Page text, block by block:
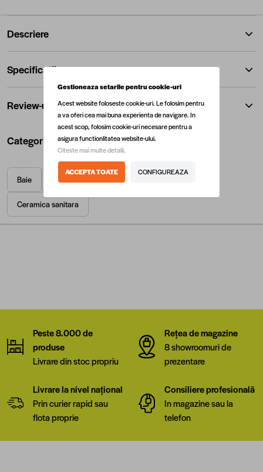
Descriere
Specificatii
Review-uri
Categorii utile
Baie Bideuri Bideuri pe pardoseala (stative)
Ceramica sanitara
Peste 8.000 de
produse
Livrare din stoc propriu
Rețea de magazine
8 showroomuri de
prezentare
Livrare la nivel național
Prin curier rapid sau
flota proprie
Consiliere profesională
In magazine sau la
telefon
Gestioneaza setarile pentru cookie-uri
Acest website foloseste cookie-uri. Le folosim pentru
a va oferi cea mai buna experienta de navigare. In
acest scop, folosim cookie-uri necesare pentru a
asigura functionlitatea website-ului.
Citeste mai multe detalii.
ACCEPTA TOATE CONFIGUREAZA